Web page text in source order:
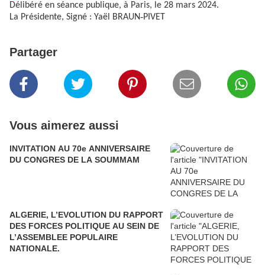
Délibéré en séance publique, à Paris, le 28 mars 2024.
La Présidente, Signé : Yaël BRAUN‑PIVET
Partager
Vous aimerez aussi
INVITATION AU 70e ANNIVERSAIRE
DU CONGRES DE LA SOUMMAM
ALGERIE, L’EVOLUTION DU RAPPORT
DES FORCES POLITIQUE AU SEIN DE
L’ASSEMBLEE POPULAIRE
NATIONALE.